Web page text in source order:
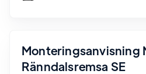
Monteringsanvisning
Ränndalsremsa SE